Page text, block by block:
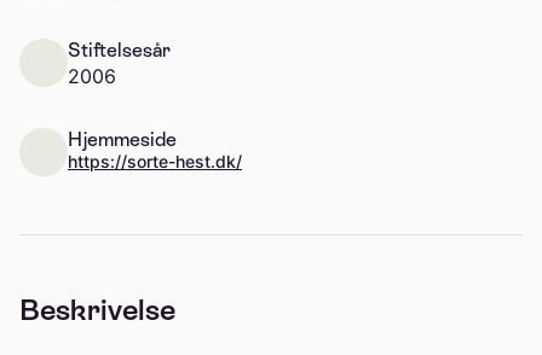
Stiftelsesår
2006
Hjemmeside
https://sorte-hest.dk/
Beskrivelse